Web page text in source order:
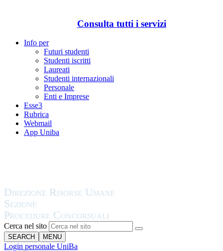
Consulta tutti i servizi
Info per
Futuri studenti
Studenti iscritti
Laureati
Studenti internazionali
Personale
Enti e Imprese
Esse3
Rubrica
Webmail
App Uniba
Cerca nel sito
SEARCH MENU
Login personale UniBa